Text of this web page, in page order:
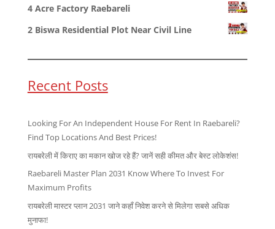
4 Acre Factory Raebareli
2 Biswa Residential Plot Near Civil Line
Recent Posts
Looking For An Independent House For Rent In Raebareli?
Find Top Locations And Best Prices!
रायबरेली में किराए का मकान खोज रहे हैं? जानें सही कीमत और बेस्ट लोकेशंस!
Raebareli Master Plan 2031 Know Where To Invest For
Maximum Profits
रायबरेली मास्टर प्लान 2031 जाने कहाँ निवेश करने से मिलेगा सबसे अधिक
मुनाफा!